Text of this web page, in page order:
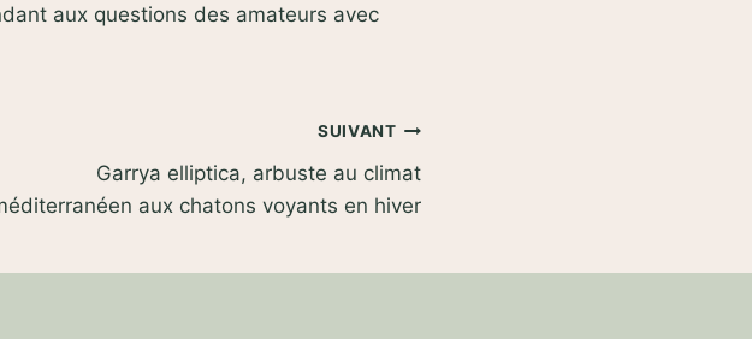
aux questions des amateurs avec
SUIVANT
Garrya elliptica, arbuste au climat
aux chatons voyants en hiver